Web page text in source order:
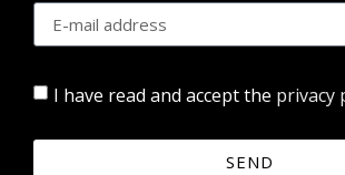
I have read and accept the privacy
SEND